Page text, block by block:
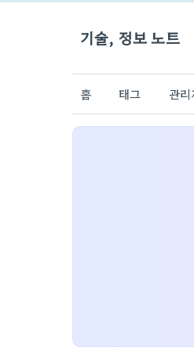
기술, 정보 노트
홈 태그 관리